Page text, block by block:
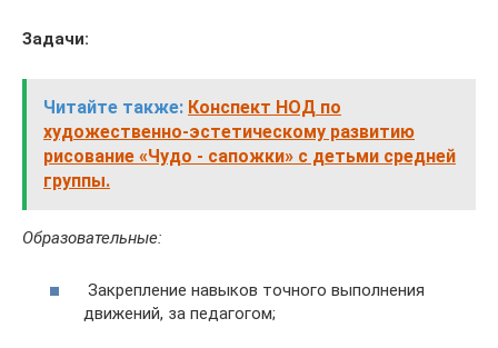
Задачи:
Читайте также: Конспект НОД по
художественно-эстетическому развитию
рисование «Чудо - сапожки» с детьми средней
группы.
Образовательные:
Закрепление навыков точного выполнения
движений, за педагогом;